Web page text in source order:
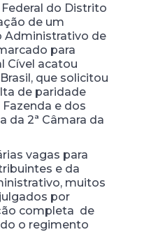
do Distrito
de um
Administrativo de
para
Cível acatou
que solicitou
de paridade
e dos
da 2ª Câmara da
vagas para
e da
muitos
por
completa ­ de
o regimento